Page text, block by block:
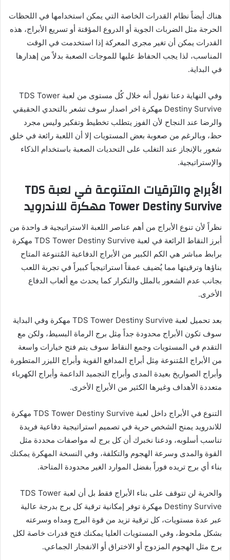
هناك أيضاً نظام القدرات الخاصة التي يمكن استخدامها في اللحظات
الحرجة مثل الضربات الجوية أو الدروع المؤقتة أو تسريع الأبراج، هذه
القدرات يمكن أن تغير مجرى المعركة إذا استخدمت في الوقت
المناسب، لذا يجب الحفاظ عليها للموجات الصعبة بدلاً من إهدارها
في البداية.
وفي النهاية دعنا نقول أنه خلال كُل مستوى من لعبة TDS Tower
Destiny Survive مهكرة اخر اصدار سوف تشعر بالتحدي الحقيقي
والرضا عند النجاح لأن الفوز يتطلب تخطيط وتفكير وليس مجرد
حظ، وبالرغم من صعوبة بعض المستويات إلا أن اللعبة رائعة في خلق
شعور بالإنجاز عند التغلب على التحديات الصعبة باستخدام الذكاء
والإستراتيجية.
الأبراج والترقيات المتنوعة في لعبة TDS
Tower Destiny Survive مهكرة للاندرويد
نظراً لأن تنوع الأبراج من أهم عناصر اللعبة الاستراتيجية فـ واحدة من
أبرز النقاط الرائعة في لعبة TDS Tower Destiny Survive مهكرة
برابط مباشر هي الكم الكبير من الأبراج الدفاعية المُتنوعة المتاح
بناؤها وترقيتها مما يُضيف عمقاً استراتيجياً كبيراً في تجربة اللعب
بجانب عدم الشعور بالملل والتكرار كما يحدث مع ألعاب الدفاع
الأخرى.
بعد تحميل لعبة TDS Tower Destiny Survive مهكرة وفي البداية
سوف تكون الأبراج محدودة جداً مِثل برج الرماة البسيط، ولكن مع
التقدم في المستويات وجمع النقاط سوف يتم فتح خيارات واسعة
من الأبراج المُتنوعة مِثل أبراج المدافع القوية وأبراج الليزر المتطورة
وأبراج الصواريخ بعيدة المدى وأبراج التجميد الداعمة وأبراج الكهرباء
متعددة الأهداف وغيرها الكثير من الأبراج الأخرى.
التنوع في الأبراج داخل لعبة TDS Tower Destiny Survive مهكرة
للاندرويد يمنح الشخص حرية في تصميم استراتيجية دفاعية فريدة
تناسب أسلوبه، ودعنا نخبرك أن كل برج له مواصفات محددة مثل
القوة والمدى وسرعة الهجوم والتكلفة، وفي النسخة المهكرة يمكنك
بناء أي برج تريده فوراً بفضل الموارد الغير محدودة المتاحة.
والحرية لن تتوقف على بناء الأبراج فقط بل أن لعبة TDS Tower
Destiny Survive مهكرة توفر إمكانية ترقية كل برج بدرجة عالية
عبر عدة مستويات، كل ترقية تزيد من قوة البرج ومداه وسرعته
بشكل ملحوظ، وفي المستويات العليا يمكنك فتح قدرات خاصة لكل
برج مثل الهجوم المزدوج أو الاختراق أو الانفجار الجماعي.